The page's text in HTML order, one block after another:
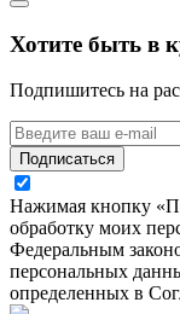
Хотите быть в
Подпишитесь на
Подписаться
Нажимая кнопку
обработку моих
Федеральным
персональных
определенных в